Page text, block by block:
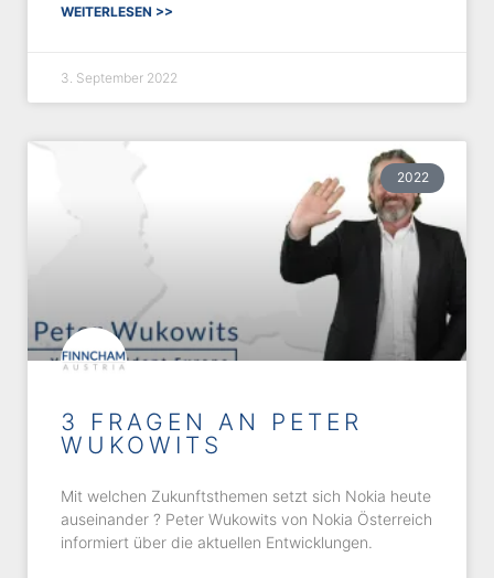
WEITERLESEN >>
3. September 2022
2022
3 FRAGEN AN PETER
WUKOWITS
Mit welchen Zukunftsthemen setzt sich Nokia heute
auseinander ? Peter Wukowits von Nokia Österreich
informiert über die aktuellen Entwicklungen.